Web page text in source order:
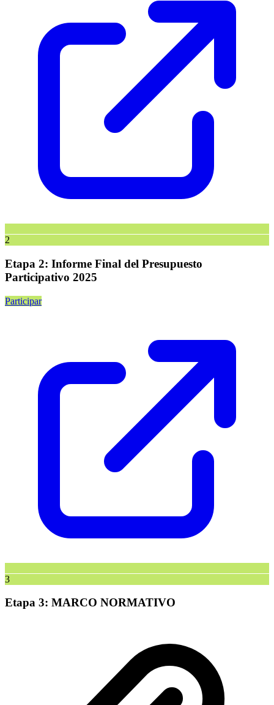
2
Etapa 2: Informe Final del Presupuesto
Participativo 2025
Participar
3
Etapa 3: MARCO NORMATIVO